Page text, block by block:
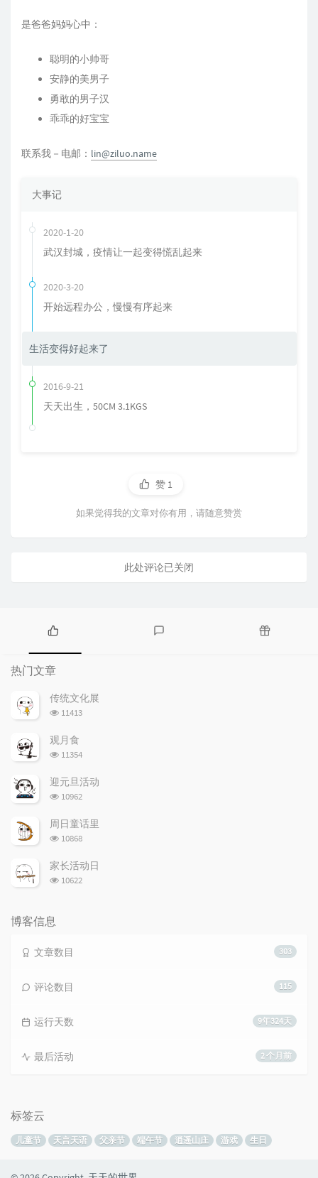
是爸爸妈妈心中：
聪明的小帅哥
安静的美男子
勇敢的男子汉
乖乖的好宝宝
联系我－电邮： lin@ziluo.name
大事记
2020-1-20
武汉封城，疫情让一起变得慌乱起来
2020-3-20
开始远程办公，慢慢有序起来
生活变得好起来了
2016-9-21
天天出生，50CM 3.1KGS
赞 1
如果觉得我的文章对你有用，请随意赞赏
此处评论已关闭
热
门
文
章
热门文章
传统文化展
浏
次
数:
11413
观月食
浏
次
数:
11354
迎元旦活动
浏
次
数:
10962
周日童话里
浏
次
数:
10868
家长活动日
浏
10622
博客信息
303
文章数目
115
评论数目
9年324天
运行天数
2 个月前
最后活动
标签云
儿童节 天言天语 父亲节 端午节 逍遥山庄 游戏 生日